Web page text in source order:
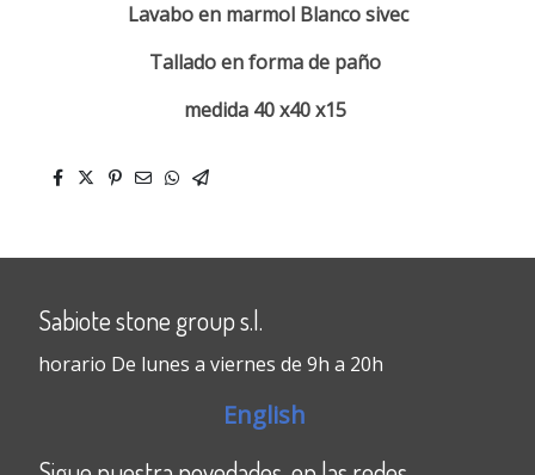
Lavabo en marmol Blanco sivec
Tallado en forma de paño
medida 40 x40 x15
Sabiote stone group s.l.
horario De lunes a viernes de 9h a 20h
English